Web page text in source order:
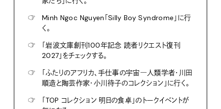
☞
Minh Ngoc Nguyen「Silly Boy Syndrome」に行
く。
☞
「岩波文庫創刊100年記念 読者リクエスト復刊
2027」をチェックする。
☞
「ふたりのアフリカ、手仕事の宇宙―人類学者・川田
順造と陶芸作家・小川待子のコレクション」に行く。
☞
「TOP コレクション 明日の食卓」のトークイベントが